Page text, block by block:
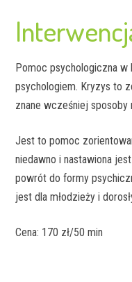
Pomoc psychologiczna
psychologiem. Kryzys to
znane wcześniej sposoby
Jest to pomoc
niedawno i nastawiona
powrót do formy
jest dla młodzieży i
Cena: 170 zł/50 min